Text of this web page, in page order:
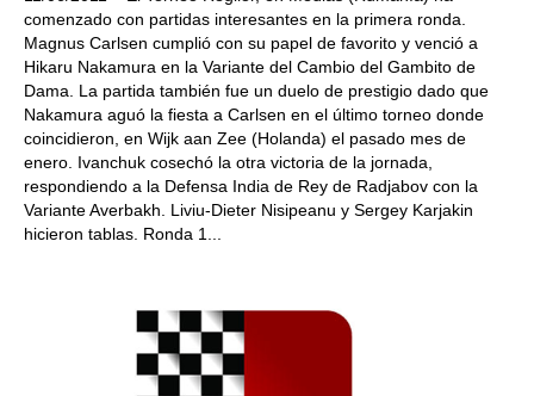
comenzado con partidas interesantes en la primera ronda.
Magnus Carlsen cumplió con su papel de favorito y venció a
Hikaru Nakamura en la Variante del Cambio del Gambito de
Dama. La partida también fue un duelo de prestigio dado que
Nakamura aguó la fiesta a Carlsen en el último torneo donde
coincidieron, en Wijk aan Zee (Holanda) el pasado mes de
enero. Ivanchuk cosechó la otra victoria de la jornada,
respondiendo a la Defensa India de Rey de Radjabov con la
Variante Averbakh. Liviu-Dieter Nisipeanu y Sergey Karjakin
hicieron tablas. Ronda 1...